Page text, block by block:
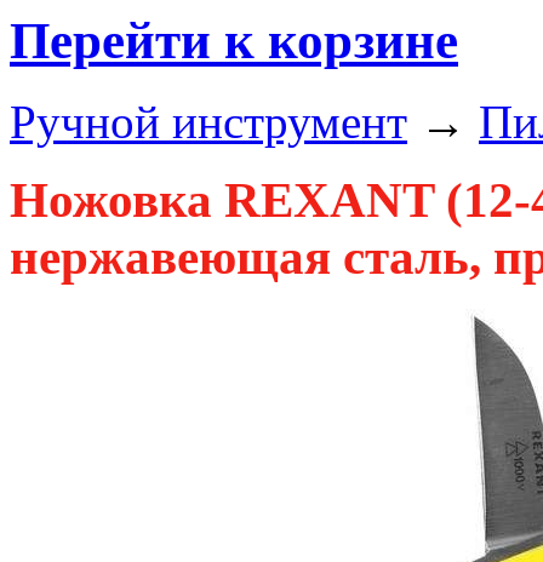
Перейти к корзине
Ручной инструмент →
Ножовка REXANT
нержавеющая сталь,